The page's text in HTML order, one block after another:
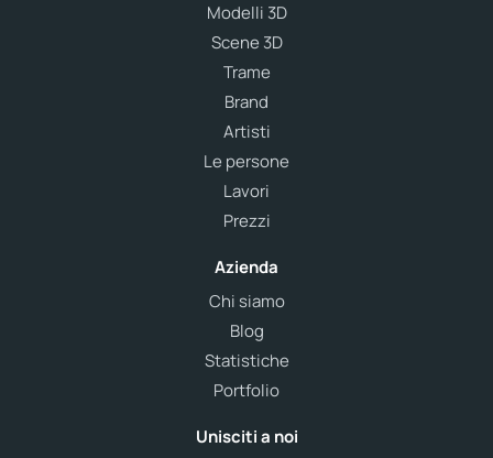
Modelli 3D
Scene 3D
Trame
Brand
Artisti
Le persone
Lavori
Prezzi
Azienda
Chi siamo
Blog
Statistiche
Portfolio
Unisciti a noi